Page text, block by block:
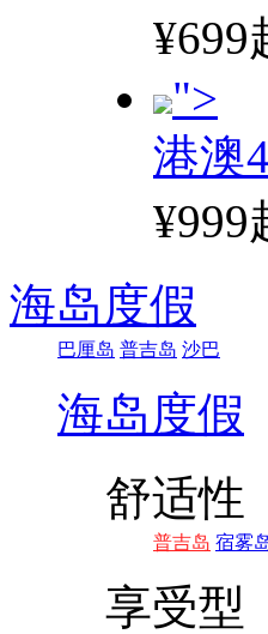
¥699
">
港澳
¥999
海岛度假
巴厘岛 普吉岛 沙巴
海岛度假
舒适性
普吉岛 宿雾
享受型